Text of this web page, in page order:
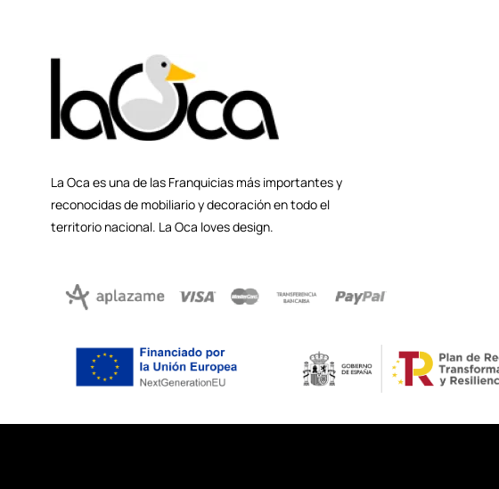
La Oca es una de las Franquicias más importantes y
reconocidas de mobiliario y decoración en todo el
territorio nacional. La Oca loves design.